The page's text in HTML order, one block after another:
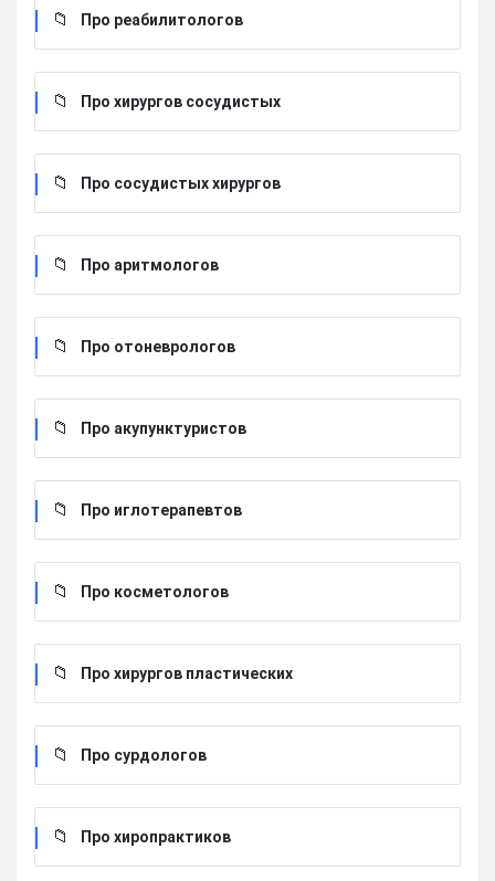
Про реабилитологов
Про хирургов сосудистых
Про сосудистых хирургов
Про аритмологов
Про отоневрологов
Про акупунктуристов
Про иглотерапевтов
Про косметологов
Про хирургов пластических
Про сурдологов
Про хиропрактиков